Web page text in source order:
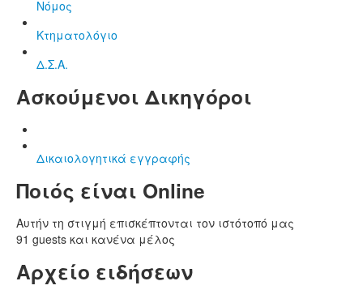
Νόμος
Κτηματολόγιο
Δ.Σ.Α.
Ασκούμενοι Δικηγόροι
Δικαιολογητικά εγγραφής
Ποιός είναι Online
Αυτήν τη στιγμή επισκέπτονται τον ιστότοπό μας
91 guests και κανένα μέλος
Αρχείο ειδήσεων